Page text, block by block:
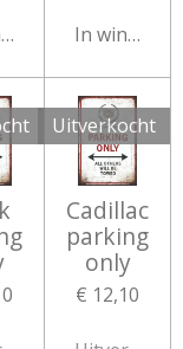
In
Uitverkocht
Cadillac
parking
only
€ 12,10